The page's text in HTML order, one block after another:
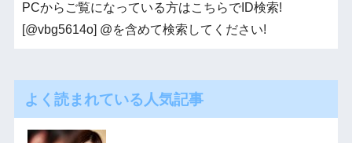
PCからご覧になっている方はこちらでID検索!
[@vbg5614o] @を含めて検索してください!
よく読まれている人気記事